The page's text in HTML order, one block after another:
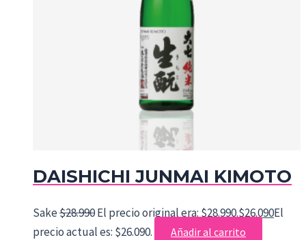
DAISHICHI JUNMAI KIMOTO
Sake$28.990El precio original era: $28.990.$26.090El
precio actual es: $26.090.
Añadir al carrito